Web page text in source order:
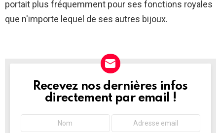
portait plus fréquemment pour ses fonctions royales
que n'importe lequel de ses autres bijoux.
NEWSLETTER
Recevez nos dernières infos
directement par email !